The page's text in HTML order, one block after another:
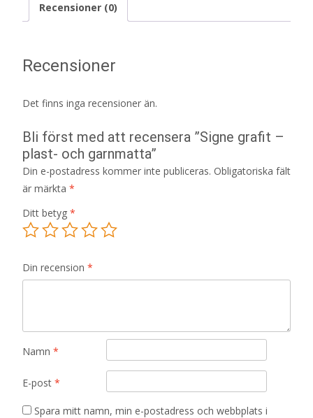
Recensioner (0)
Recensioner
Det finns inga recensioner än.
Bli först med att recensera ”Signe grafit –
plast- och garnmatta”
Din e-postadress kommer inte publiceras. Obligatoriska fält
är märkta *
Ditt betyg *
Din recension *
Namn *
E-post *
Spara mitt namn, min e-postadress och webbplats i